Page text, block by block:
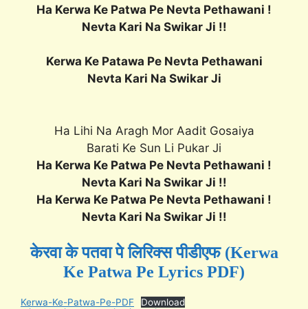
Ha Kerwa Ke Patwa Pe Nevta Pethawani !
Nevta Kari Na Swikar Ji !!
Kerwa Ke Patawa Pe Nevta Pethawani
Nevta Kari Na Swikar Ji
Ha Lihi Na Aragh Mor Aadit Gosaiya
Barati Ke Sun Li Pukar Ji
Ha Kerwa Ke Patwa Pe Nevta Pethawani !
Nevta Kari Na Swikar Ji !!
Ha Kerwa Ke Patwa Pe Nevta Pethawani !
Nevta Kari Na Swikar Ji !!
केरवा के पतवा पे लिरिक्स पीडीएफ (Kerwa
Ke Patwa Pe Lyrics PDF)
Kerwa-Ke-Patwa-Pe-PDF Download